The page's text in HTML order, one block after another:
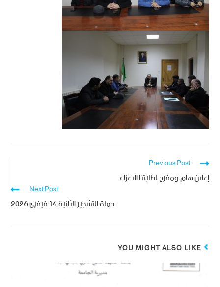
Previous Post
إعلان هام ومفرح لطلبتنا الأعزاء
Next Post
حملة التشجير الثانية 14 فيفري 2026
YOU MIGHT ALSO LIKE